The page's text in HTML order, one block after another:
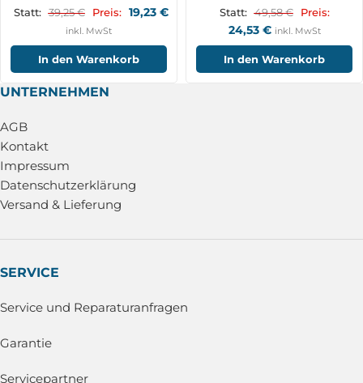
Statt: 39,25€ Preis: 19,23 €
inkl. MwSt
In den Warenkorb
Statt: 49,58€ Preis:
24,53 € inkl. MwSt
In den Warenkorb
UNTERNEHMEN
AGB
Kontakt
Impressum
Datenschutzerklärung
Versand & Lieferung
SERVICE
Service und Reparaturanfragen
Garantie
Servicepartner